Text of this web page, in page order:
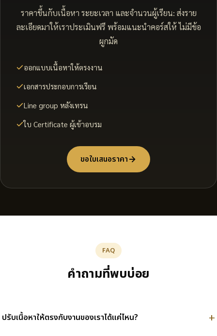
ราคาขึ้นกับเนื้อหา ระยะเวลา และจำนวนผู้เรียน: ส่งราย
ละเอียดมาให้เราประเมินฟรี พร้อมแนะนำคอร์สให้ ไม่มีข้อ
ผูกมัด
ออกแบบเนื้อหาให้ตรงงาน
เอกสารประกอบการเรียน
Line group หลังเทรน
ใบ Certificate ผู้เข้าอบรม
ขอใบเสนอราคา
FAQ
คำถามที่พบบ่อย
ปรับเนื้อหาให้ตรงกับงานของเราได้แค่ไหน?